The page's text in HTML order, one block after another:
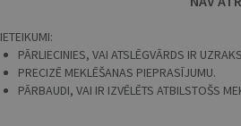
IETEIKUMI:
PĀRLIECINIES, VAI ATSLĒGVĀRDS IR
PRECIZĒ MEKLĒŠANAS PIEPRASĪJUMU.
PĀRBAUDI, VAI IR IZVĒLĒTS ATBILSTOŠS